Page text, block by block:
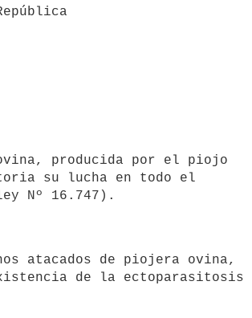
su lucha en todo el
de la ectoparasitosis